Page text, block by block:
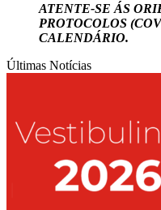
ATENTE-SE ÁS
PROTOCOLOS
CALENDÁRIO.
Últimas Notícias